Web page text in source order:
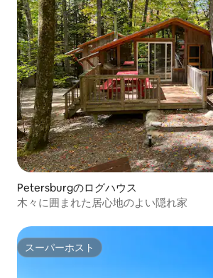
Petersburgのログハウス
木々に囲まれた居心地のよい隠れ家
スーパーホスト
スーパーホスト